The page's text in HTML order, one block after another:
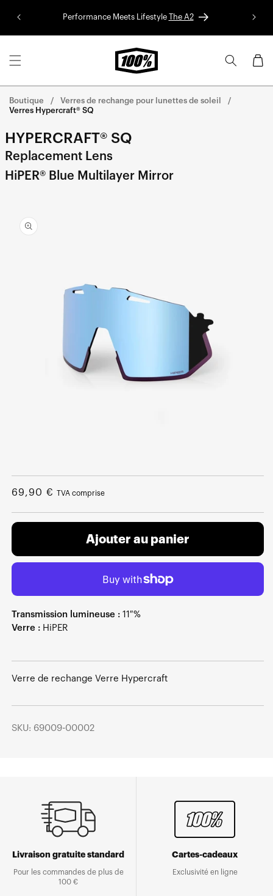
contenu
Performance Meets Lifestyle The A2
Panier
Boutique
Verres de rechange pour lunettes de soleil
Verres Hypercraft® SQ
HYPERCRAFT® SQ
Replacement Lens
HiPER® Blue Multilayer Mirror
informations
sur le
le
média
1
une
fenêtre
Prix
69,90 € TVA comprise
Ajouter au panier
Transmission lumineuse : 11 %
Verre : HiPER
Verre de rechange Verre Hypercraft
SKU: 69009-00002
Livraison gratuite standard
Pour les commandes de plus de
100 €
Cartes-cadeaux
Exclusivité en ligne